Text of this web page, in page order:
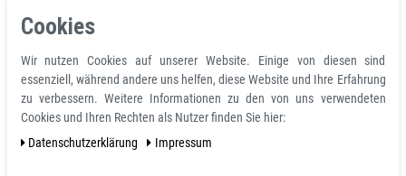
Kugelmagnete, 216 Stück im Set
Form: Kugelmagnet in Würfelform
Breite: 68 mm
Höhe: 46 mm
Anzahl Kugeln: 216
Durchmesser Ø D 5 mm
Cookies
Wir nutzen Cookies auf unserer Website. Einige von diesen sind
essenziell, während andere uns helfen, diese Website und Ihre Erfahrung
zu verbessern. Weitere Informationen zu den von uns verwendeten
Cookies und Ihren Rechten als Nutzer finden Sie hier:
Daten­schutz­erklärung
Impressum